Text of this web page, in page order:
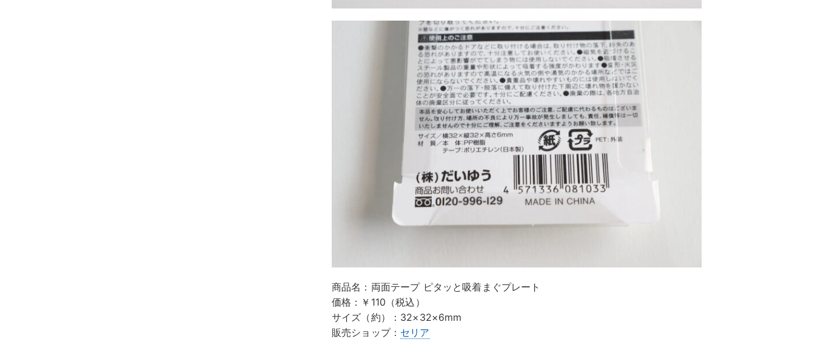
商品名：両面テープ ピタッと吸着まぐプレート
価格：￥110（税込）
サイズ（約）：32×32×6mm
販売ショップ： セリア